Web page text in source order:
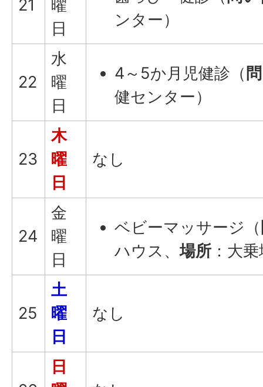
21
曜
日
ンター）
22
水
曜
日
4～5か月児健診（
健センター）
23
木
曜
日
なし
24
金
曜
日
ベビーマッサージ（
ハウス、場所 ：大
25
土
曜
日
なし
日